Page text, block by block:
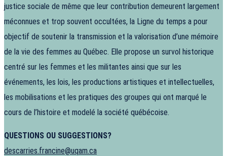
justice sociale de même que leur contribution demeurent largement
méconnues et trop souvent occultées, la Ligne du temps a pour
objectif de soutenir la transmission et la valorisation d’une mémoire
de la vie des femmes au Québec. Elle propose un survol historique
centré sur les femmes et les militantes ainsi que sur les
événements, les lois, les productions artistiques et intellectuelles,
les mobilisations et les pratiques des groupes qui ont marqué le
cours de l’histoire et modelé la société québécoise.
QUESTIONS OU SUGGESTIONS?
descarries.francine@uqam.ca